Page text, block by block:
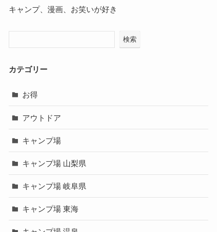
キャンプ、漫画、お笑いが好き
検索
カテゴリー
お得
アウトドア
キャンプ場
キャンプ場 山梨県
キャンプ場 岐阜県
キャンプ場 東海